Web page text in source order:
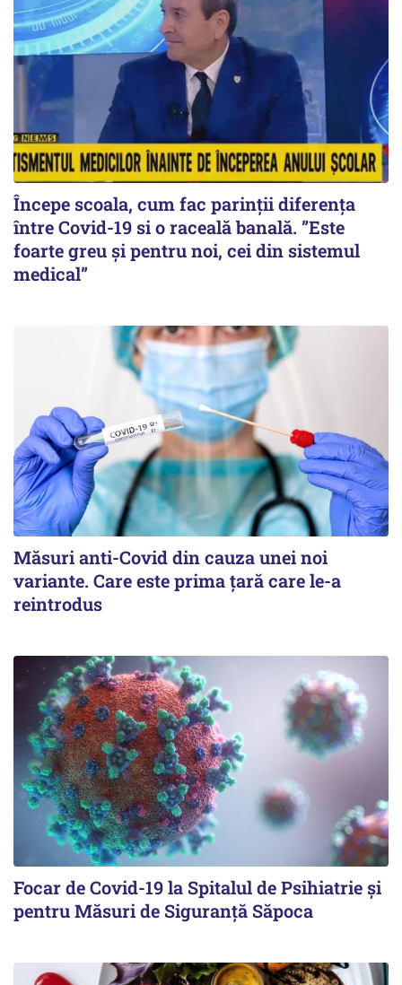
Începe scoala, cum fac parinții diferența
între Covid-19 si o raceală banală. ”Este
foarte greu și pentru noi, cei din sistemul
medical”
Măsuri anti-Covid din cauza unei noi
variante. Care este prima țară care le-a
reintrodus
Focar de Covid-19 la Spitalul de Psihiatrie şi
pentru Măsuri de Siguranţă Săpoca